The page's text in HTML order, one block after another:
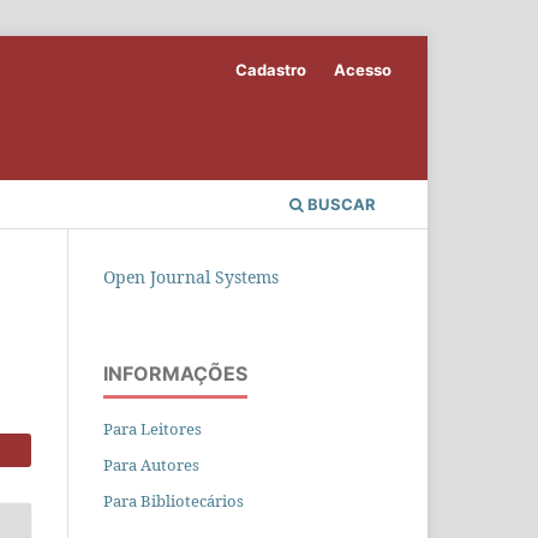
BUSCAR
Cadastro Acesso
Open Journal Systems
INFORMAÇÕES
Para Leitores
Para Autores
Para Bibliotecários